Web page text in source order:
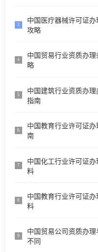
3
中国医疗器械许可证
攻略
4
中国贸易行业资质办
略
5
中国建筑行业资质办理
指南
6
中国教育行业许可证
南
7
中国化工行业许可证
料
8
中国教育行业许可证
料
9
中国贸易公司资质办理
不同